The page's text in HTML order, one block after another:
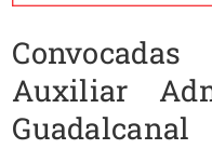
Auxiliar